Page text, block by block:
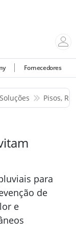
Fornecedores
Pisos,
para
de
e